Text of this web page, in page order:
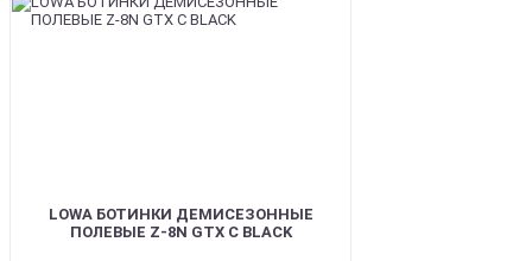
LOWA БОТИНКИ ДЕМИСЕЗОННЫЕ
ПОЛЕВЫЕ Z-8N GTX C BLACK